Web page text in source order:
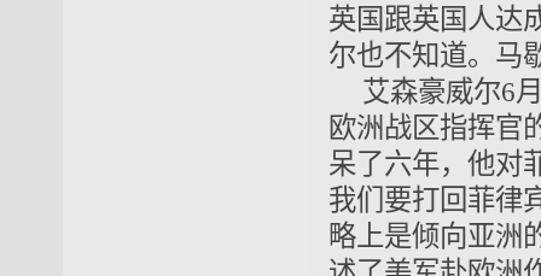
英国跟英国人达
尔也不知道。马
艾森豪威尔6
欧洲战区指挥官
呆了六年，他对
我们要打回菲律
略上是倾向亚洲